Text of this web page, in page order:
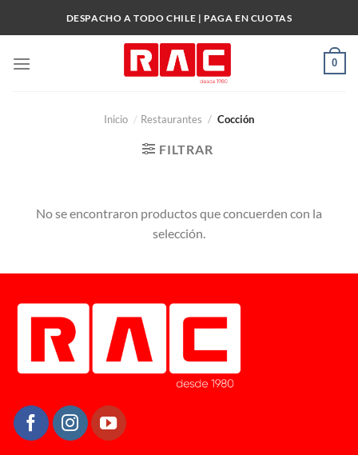
DESPACHO A TODO CHILE | PAGA EN CUOTAS
0
Inicio / Restaurantes / Cocción
FILTRAR
No se encontraron productos que concuerden con la
selección.